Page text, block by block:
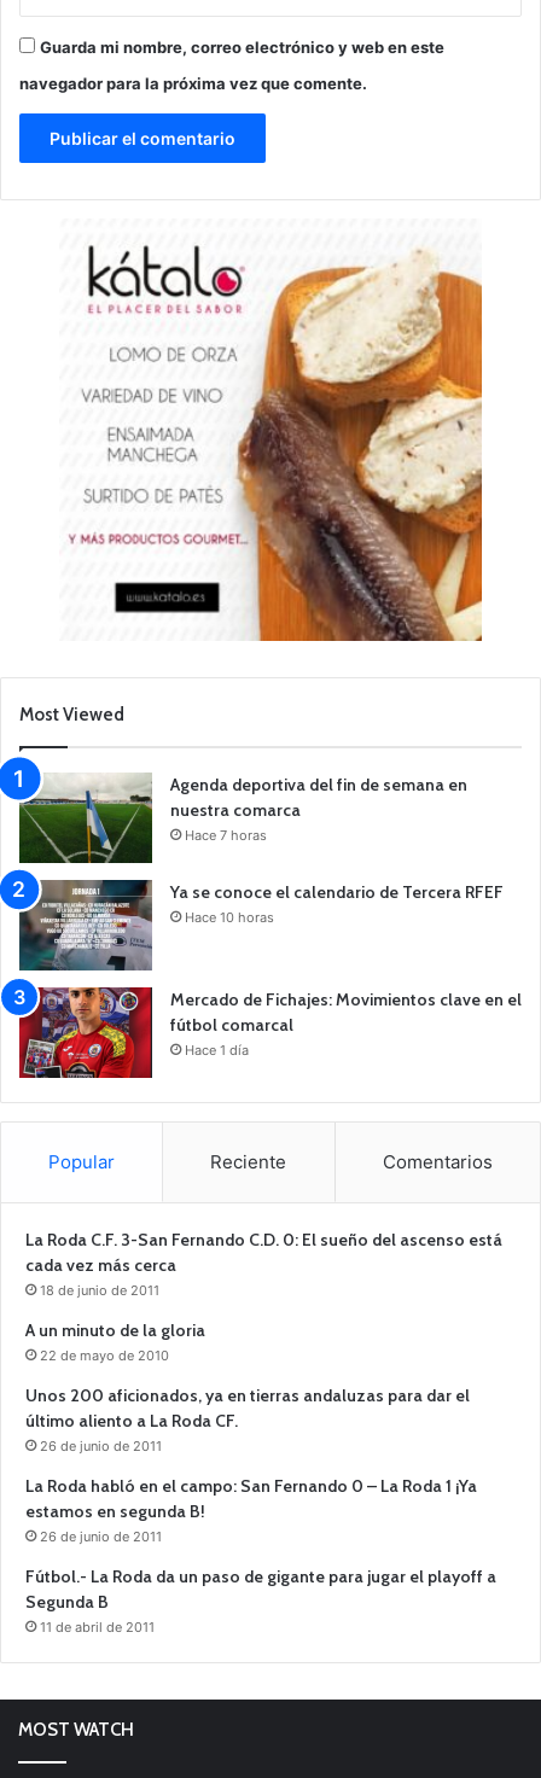
Guarda mi nombre, correo electrónico y web en este
navegador para la próxima vez que comente.
Most Viewed
Agenda deportiva del fin de semana en
nuestra comarca
Hace 7 horas
Ya se conoce el calendario de Tercera RFEF
Hace 10 horas
Mercado de Fichajes: Movimientos clave en el
fútbol comarcal
Hace 1 día
Popular Reciente Comentarios
La Roda C.F. 3-San Fernando C.D. 0: El sueño del ascenso está
cada vez más cerca
18 de junio de 2011
A un minuto de la gloria
22 de mayo de 2010
Unos 200 aficionados, ya en tierras andaluzas para dar el
último aliento a La Roda CF.
26 de junio de 2011
La Roda habló en el campo: San Fernando 0 – La Roda 1 ¡Ya
estamos en segunda B!
26 de junio de 2011
Fútbol.- La Roda da un paso de gigante para jugar el playoff a
Segunda B
11 de abril de 2011
MOST WATCH